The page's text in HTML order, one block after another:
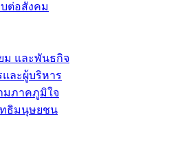
ต่อสังคม
ม และพันธกิจ
ละผู้บริหาร
มภาคภูมิใจ
ธิมนุษยชน